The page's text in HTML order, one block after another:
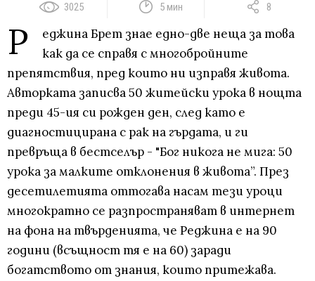
3025 5 мин 8
Р
еджина Брет знае едно-две неща за това
как да се справя с многобройните
препятствия, пред които ни изправя живота.
Авторката записва 50 житейски урока в нощта
преди 45-ия си рожден ден, след като е
диагностицирана с рак на гърдата, и ги
превръща в бестселър - "Бог никога не мига: 50
урока за малките отклонения в живота”. През
десетилетията оттогава насам тези уроци
многократно се разпространяват в интернет
на фона на твърденията, че Реджина е на 90
години (всъщност тя е на 60) заради
богатството от знания, които притежава.